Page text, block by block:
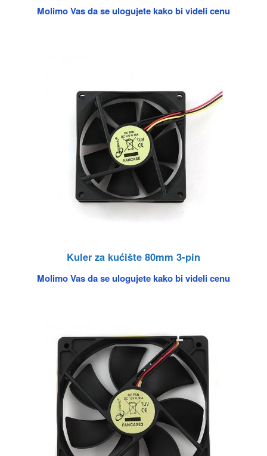
Molimo Vas da se ulogujete kako bi videli cenu
Kuler za kućište 80mm 3-pin
Molimo Vas da se ulogujete kako bi videli cenu